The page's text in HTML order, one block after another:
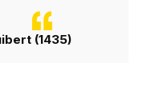
(1435)